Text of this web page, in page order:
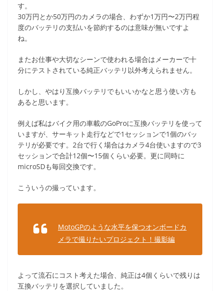
す。
30万円とか50万円のカメラの場合、わずか1万円〜2万円程
度のバッテリの支払いを節約するのは意味が無いですよ
ね。
またお仕事や大切なシーンで使われる場合はメーカーで十
分にテストされている純正バッテリ以外考えられません。
しかし、やはり互換バッテリでもいいかなと思う使い方も
あると思います。
例えば私はバイク用の車載のGoProに互換バッテリを使って
いますが、サーキット走行などで1セッションで1個のバッ
テリが必要です。2台で行く場合はカメラ4台使いますので3
セッションで合計12個〜15個くらい必要。更に同時に
microSDも毎回交換です。
こういうの撮っています。
MotoGPのような水平を保つオンボードカ
メラで撮りたいプロジェクト！撮影編
よって流石にコスト考えた場合、純正は4個くらいで残りは
互換バッテリを選択していました。